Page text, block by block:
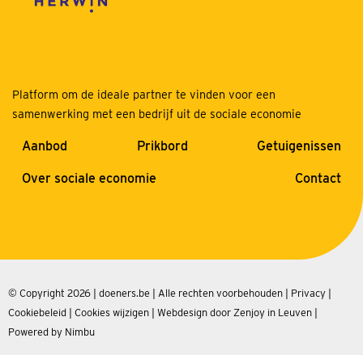
Platform om de ideale partner te vinden voor een
samenwerking met een bedrijf uit de sociale economie
Aanbod Prikbord Getuigenissen
Over sociale economie Contact
© Copyright 2026 | doeners.be | Alle rechten voorbehouden | Privacy
Cookiebeleid
Cookies wijzigen Webdesign door Zenjoy in Leuven
Powered by Nimbu